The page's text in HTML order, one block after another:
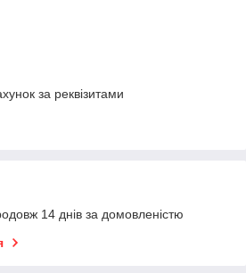
за реквізитами
14 днів за домовленістю